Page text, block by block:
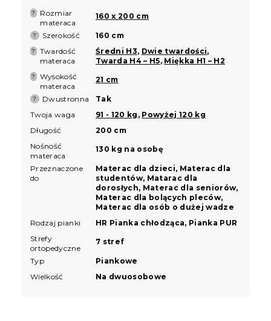
?
Rozmiar
materaca
160 x 200 cm
? Szerokość 160 cm
?
Twardość
materaca
Średni H3, Dwie twardości,
Twarda H4 – H5, Miękka H1 – H2
?
Wysokość
materaca
21 cm
? Dwustronna
Tak
Twoja waga
91 - 120 kg , Powyżej 120 kg
Długość
200 cm
Nośność
materaca
130 kg na osobę
Przeznaczone
do
Materac dla dzieci, Materac dla
studentów, Matarac dla
dorosłych, Materac dla seniorów,
Materac dla bolących pleców,
Materac dla osób o dużej wadze
Rodzaj pianki
HR Pianka chłodząca, Pianka PUR
Strefy
ortopedyczne
7 stref
Typ
Piankowe
Wielkość
Na dwuosobowe